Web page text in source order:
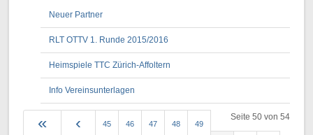
Neuer Partner
RLT OTTV 1. Runde 2015/2016
Heimspiele TTC Zürich-Affoltern
Info Vereinsunterlagen
Seite 50 von 54
45 46 47 48 49